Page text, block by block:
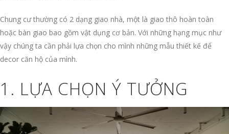
Chung cư thường có 2 dạng giao nhà, một là giao thô hoàn toàn
hoặc bàn giao bao gồm vật dụng cơ bản. Với những hạng mục như
vậy chúng ta cần phải lựa chọn cho mình những mẫu thiết kế để
decor căn hộ của mình.
1. LỰA CHỌN Ý TƯỞNG